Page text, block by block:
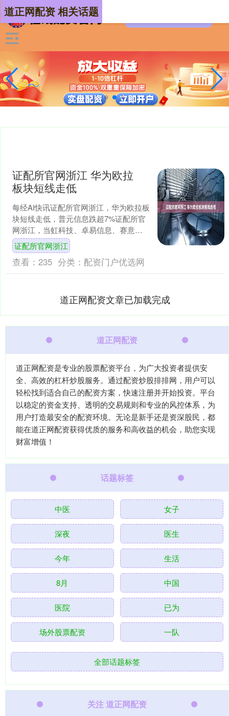
道正网配资 相关话题
证配所官网浙江 华为欧拉
板块短线走低
每经AI快讯证配所官网浙江，华为欧拉板
块短线走低，普元信息跌超7%证配所官
网浙江，当虹科技、卓易信息、赛意信
息、网达软件等跟跌。 海量资讯、精准
解读，尽在新浪财....
证配所官网浙江
查看： 235 分类： 配资门户优选网
道正网配资文章已加载完成
道正网配资
道正网配资是专业的股票配资平台，为广大投资者提供安
全、高效的杠杆炒股服务。通过配资炒股排排网，用户可以
轻松找到适合自己的配资方案，快速注册并开始投资。平台
以稳定的资金支持、透明的交易规则和专业的风控体系，为
用户打造最安全的配资环境。无论是新手还是资深股民，都
能在道正网配资获得优质的服务和高收益的机会，助您实现
财富增值！
话题标签
中医 女子
深夜 医生
今年 生活
8月 中国
医院 已为
场外股票配资 一队
全部话题标签
关注 道正网配资